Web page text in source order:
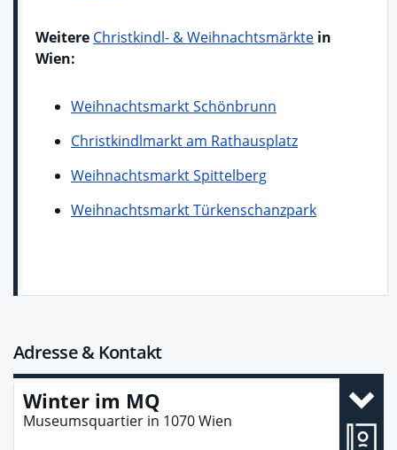
Weitere Christkindl- & Weihnachtsmärkte in
Wien:
Weihnachtsmarkt Schönbrunn
Christkindlmarkt am Rathausplatz
Weihnachtsmarkt Spittelberg
Weihnachtsmarkt Türkenschanzpark
Adresse & Kontakt
Winter im MQ
Museumsquartier in 1070Wien